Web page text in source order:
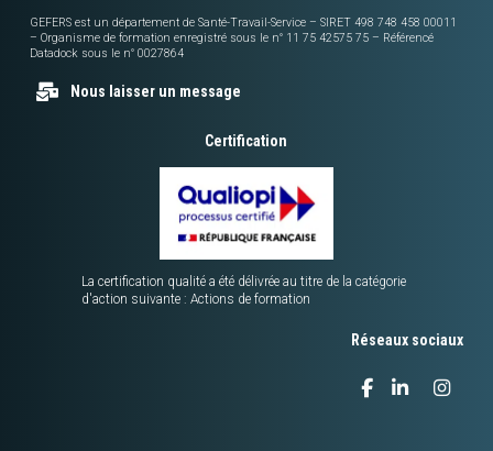
GEFERS est un département de Santé-Travail-Service – SIRET 498 748 458 00011
– Organisme de formation enregistré sous le n° 11 75 42575 75 – Référencé
Datadock sous le n° 0027864
Nous laisser un message
Certification
La certification qualité a été délivrée au titre de la catégorie
d'action suivante : Actions de formation
Réseaux sociaux